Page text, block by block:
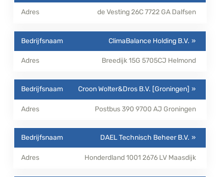
de Vesting 26C7722 GA Dalfsen
ClimaBalance Holding B.V.
Breedijk 15G 5705CJ Helmond
Croon Wolter&Dros B.V. [Groningen]
Postbus 390 9700 AJ Groningen
DAEL Technisch Beheer B.V.
Honderdland 1001 2676 LV Maasdijk